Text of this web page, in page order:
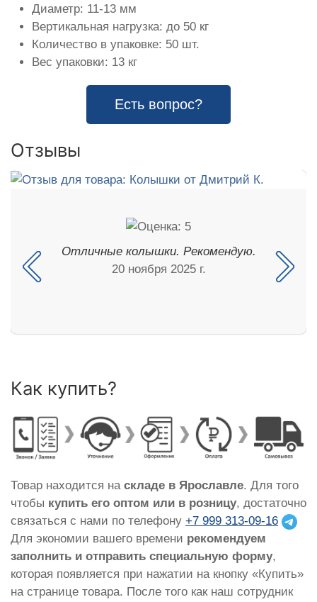
Диаметр: 11-13 мм
Вертикальная нагрузка: до 50 кг
Количество в упаковке: 50 шт.
Вес упаковки: 13 кг
Есть вопрос?
Отзывы
Отличные колышки. Рекомендую.
20 ноября 2025 г.
Как купить?
Товар находится на складе в Ярославле. Для того
чтобы купить его оптом или в розницу, достаточно
связаться с нами по телефону +7 999 313-09-16
Для экономии вашего времени рекомендуем
заполнить и отправить специальную форму,
которая появляется при нажатии на кнопку «Купить»
на странице товара. После того как наш сотрудник